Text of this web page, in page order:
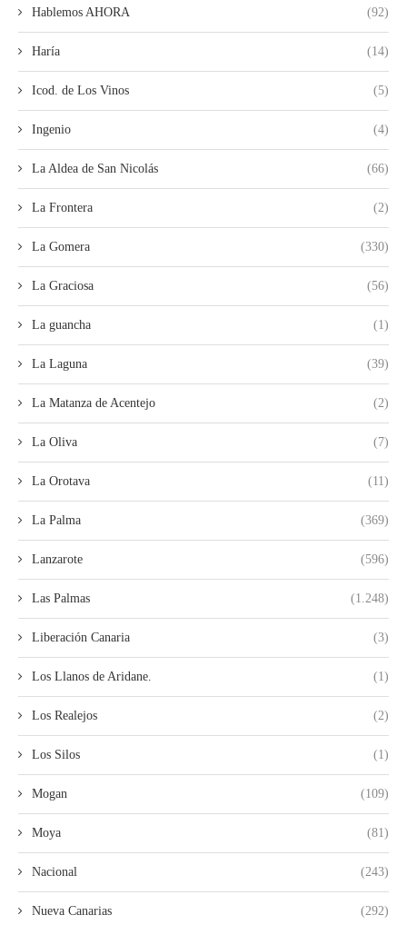
Hablemos AHORA (92)
Haría (14)
Icod. de Los Vinos (5)
Ingenio (4)
La Aldea de San Nicolás (66)
La Frontera (2)
La Gomera (330)
La Graciosa (56)
La guancha (1)
La Laguna (39)
La Matanza de Acentejo (2)
La Oliva (7)
La Orotava (11)
La Palma (369)
Lanzarote (596)
Las Palmas (1.248)
Liberación Canaria (3)
Los Llanos de Aridane. (1)
Los Realejos (2)
Los Silos (1)
Mogan (109)
Moya (81)
Nacional (243)
Nueva Canarias (292)